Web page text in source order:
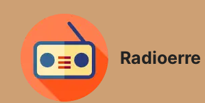
contenuto